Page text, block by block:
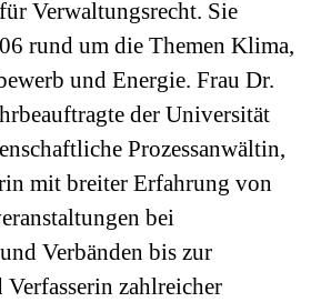
Verwaltungsrecht. Sie
rund um die Themen Klima,
und Energie. Frau Dr.
der Universität
Prozessanwältin,
mit breiter Erfahrung von
bei
Verbänden bis zur
zahlreicher